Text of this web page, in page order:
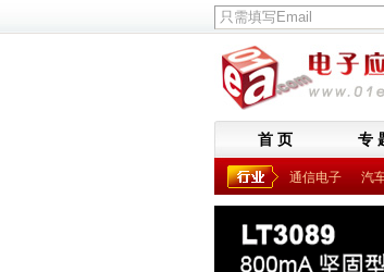
首 页 专
通信电子 汽